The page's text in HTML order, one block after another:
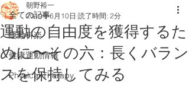
全ての記事
運動科楽
健康運動情報
Physical Therapy
運動の自由度を獲得するた
めに〜その六：長くバラン
スを保持してみる
朝野裕一
2019年6月10日 読了時間: 2分